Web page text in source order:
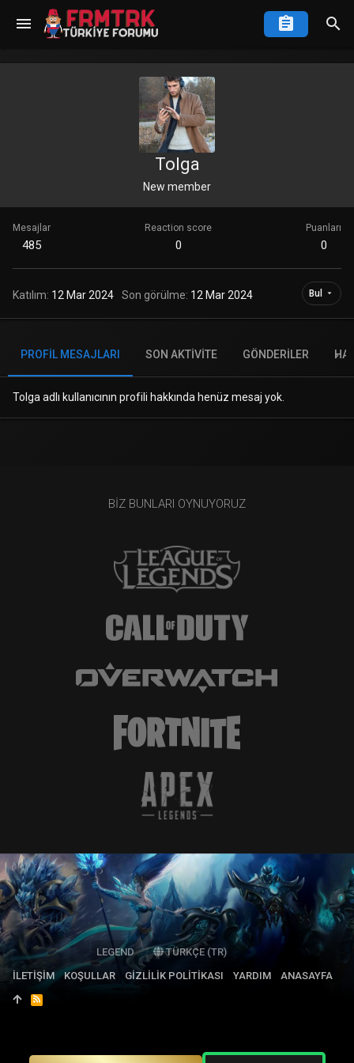
Tolga
New member
Mesajlar
485
Reaction score
0
Puanları
0
Katılım 12 Mar 2024 Son görülme 12 Mar 2024 Bul
PROFIL MESAJLARI SON AKTIVITE GÖNDERILER
Tolga adlı kullanıcının profili hakkında henüz mesaj yok.
BIZ BUNLARI OYNUYORUZ
LEGEND
TÜRKÇE (TR)
İLETIŞIM
KOŞULLAR GIZLILIK POLITIKASI YARDIM ANASAYFA
R
S